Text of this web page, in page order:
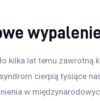
kilka lat temu zawrotną
cierpią tysiące
w